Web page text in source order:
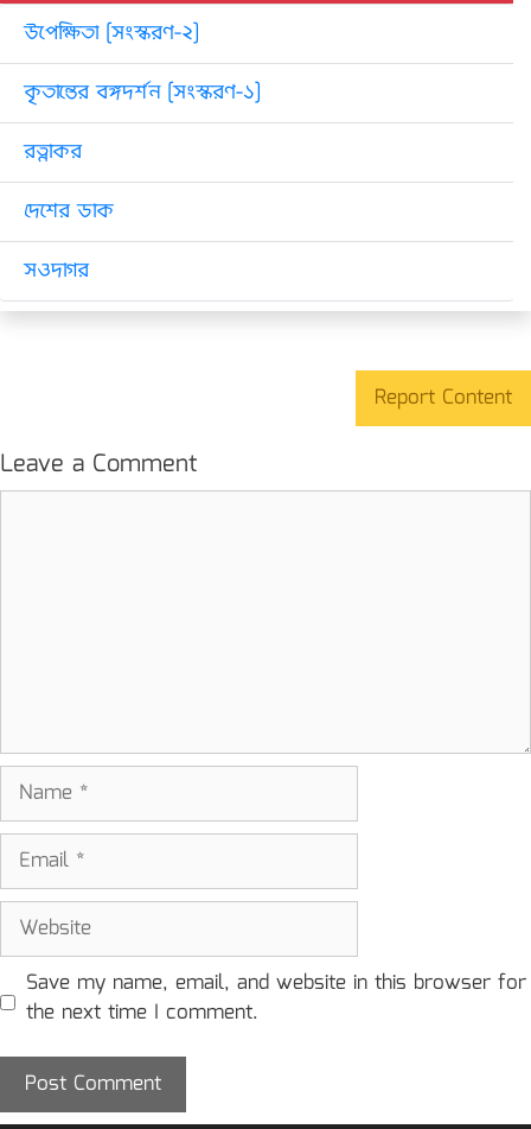
উপেক্ষিতা [সংস্করণ-২]
কৃতান্তের বঙ্গদর্শন [সংস্করণ-১]
রত্নাকর
দেশের ডাক
সওদাগর
Report Content
Leave a Comment
Name
Email
Website
Save my name, email, and website in this browser for
the next time I comment.